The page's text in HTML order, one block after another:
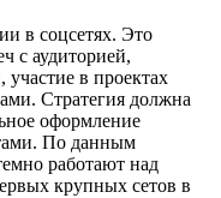
в соцсетях. Это
с аудиторией,
участие в проектах
Стратегия должна
оформление
По данным
работают над
крупных сетов в